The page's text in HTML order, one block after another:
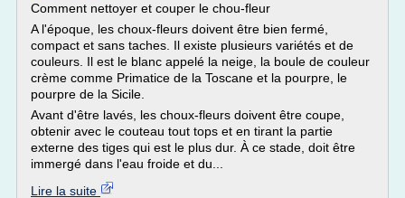
Comment nettoyer et couper le chou-fleur
A l'époque, les choux-fleurs doivent être bien fermé,
compact et sans taches. Il existe plusieurs variétés et de
couleurs. Il est le blanc appelé la neige, la boule de couleur
crème comme Primatice de la Toscane et la pourpre, le
pourpre de la Sicile.
Avant d'être lavés, les choux-fleurs doivent être coupe,
obtenir avec le couteau tout tops et en tirant la partie
externe des tiges qui est le plus dur. À ce stade, doit être
immergé dans l'eau froide et du...
Lire la suite